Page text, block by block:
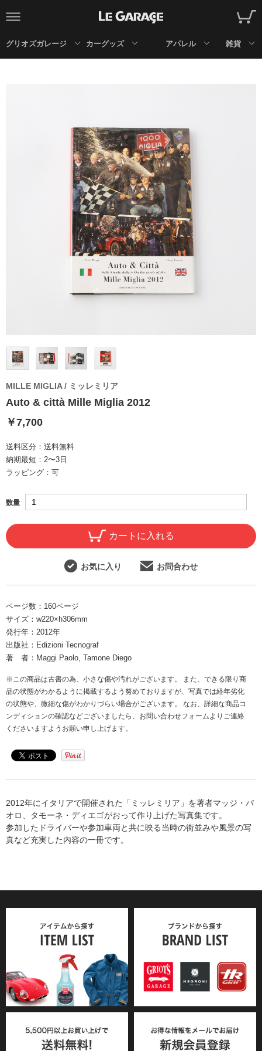
グリオズガレージ カーグッズ アパレル 雑貨
MILLE MIGLIA / ミッレミリア
Auto & città Mille Miglia 2012
￥7,700
送料区分： 送料無料
納期最短： 2〜3日
ラッピング： 可
数量
カートに入れる
お気に入り お問合わせ
ページ数： 160ページ
サイズ： w220×h306mm
発行年： 2012年
出版社： Edizioni Tecnograf
著 者： Maggi Paolo, Tamone Diego
※この商品は古書の為、小さな傷や汚れがございます。 また、できる限り商
品の状態がわかるように掲載するよう努めておりますが、写真では経年劣化
の状態や、微細な傷がわかりづらい場合がございます。 なお、詳細な商品コ
ンディションの確認などございましたら、お問い合わせフォームよりご連絡
くださいますようお願い申し上げます。
2012年にイタリアで開催された「ミッレミリア」を著者マッジ・パ
オロ、タモーネ・ディエゴがおって作り上げた写真集です。
参加したドライバーや参加車両と共に映る当時の街並みや風景の写
真など充実した内容の一冊です。